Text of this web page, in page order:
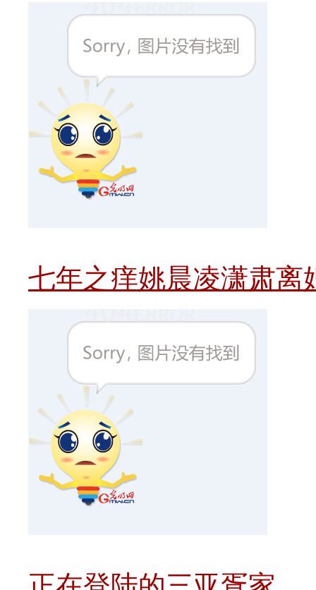
七年之痒姚晨凌潇肃离